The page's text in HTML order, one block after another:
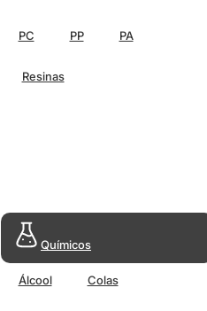
PC PP
PA
Resinas
Químicos
Álcool Colas